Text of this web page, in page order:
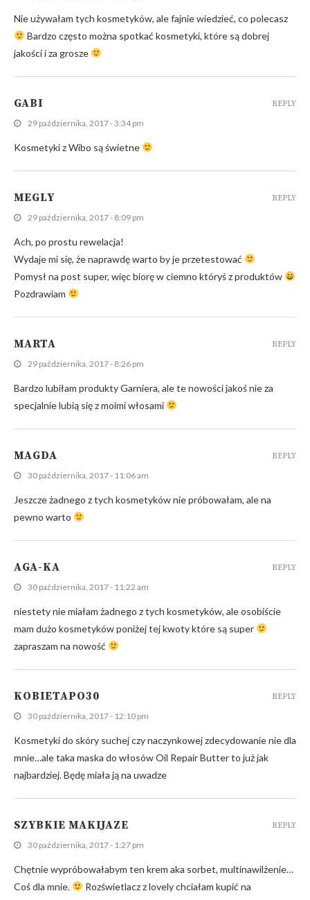
Nie używałam tych kosmetyków, ale fajnie wiedzieć, co polecasz
Bardzo często można spotkać kosmetyki, które są dobrej
jakości i za grosze
GABI
29 października, 2017 - 3:34 pm
Kosmetyki z Wibo są świetne
REPLY
MEGLY
29 października, 2017 - 8:09 pm
Ach, po prostu rewelacja!
Wydaje mi się, że naprawdę warto by je przetestować
Pomysł na post super, więc biorę w ciemno któryś z produktów
Pozdrawiam
REPLY
MARTA
29 października, 2017 - 8:26 pm
Bardzo lubiłam produkty Garniera, ale te nowości jakoś nie za
specjalnie lubią się z moimi włosami
REPLY
MAGDA
30 października, 2017 - 11:06 am
Jeszcze żadnego z tych kosmetyków nie próbowałam, ale na
pewno warto
REPLY
AGA-KA
30 października, 2017 - 11:22 am
niestety nie miałam żadnego z tych kosmetyków, ale osobiście
mam dużo kosmetyków poniżej tej kwoty które są super
zapraszam na nowość
REPLY
KOBIETAPO30
30 października, 2017 - 12:10 pm
Kosmetyki do skóry suchej czy naczynkowej zdecydowanie nie dla
mnie…ale taka maska do włosów Oil Repair Butter to już jak
najbardziej. Będę miała ją na uwadze
REPLY
SZYBKIE MAKIJAZE
30 października, 2017 - 1:27 pm
Chętnie wypróbowałabym ten krem aka sorbet, multinawilżenie…
Coś dla mnie.
Rozświetlacz z lovely chciałam kupić na
REPLY